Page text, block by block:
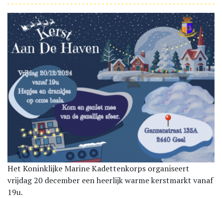
Het Koninklijke Marine Kadettenkorps organiseert
vrijdag 20 december een heerlijk warme kerstmarkt vanaf
19u.